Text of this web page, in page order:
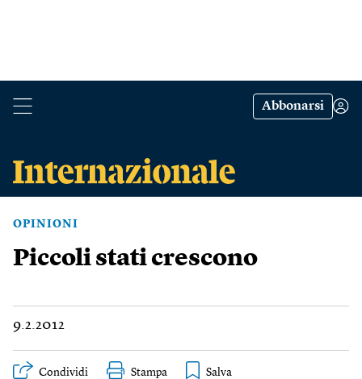
Abbonarsi
OPINIONI
Piccoli stati crescono
9.2.2012
Condividi Stampa